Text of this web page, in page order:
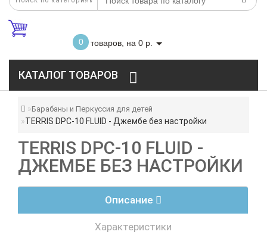
0 товаров, на 0 р.
КАТАЛОГ ТОВАРОВ
Барабаны и Перкуссия для детей
TERRIS DPC-10 FLUID - Джембе без настройки
TERRIS DPC-10 FLUID -
ДЖЕМБЕ БЕЗ НАСТРОЙКИ
Описание
Характеристики